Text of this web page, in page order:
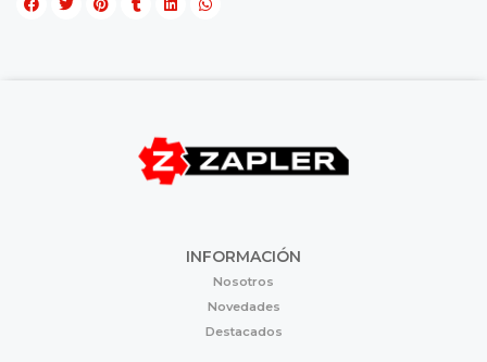
INFORMACIÓN
Nosotros
Novedades
Destacados